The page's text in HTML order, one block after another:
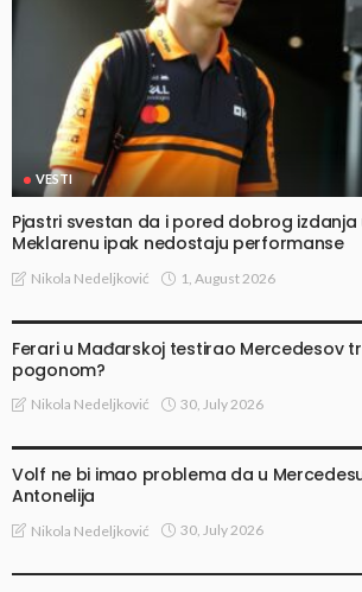
VESTI
Pjastri svestan da i pored dobrog izdanja
Meklarenu ipak nedostaju performanse
Nikola Nedeljković 1, August 2026
Ferari u Mađarskoj testirao Mercedesov
pogonom?
Nikola Nedeljković 30, July 2026
Volf ne bi imao problema da u
Antonelija
Nikola Nedeljković 30, July 2026